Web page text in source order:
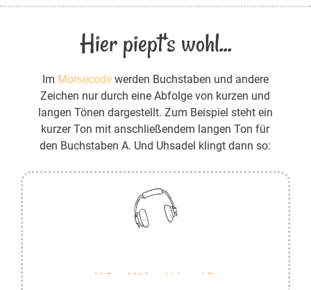
Hier piept's wohl...
Im Morsecodewerden Buchstaben und andere
Zeichen nur durch eine Abfolge von kurzen und
langen Tönen dargestellt. Zum Beispiel steht ein
kurzer Ton mit anschließendem langen Ton für
den Buchstaben A. Und Uhsadel klingt dann so: